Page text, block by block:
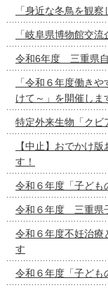
「身近な冬鳥を観
「岐阜県博物館交
令和6年度 三重県
「令和６年度働き
けて～」を開催しま
特定外来生物「クビ
【中止】おでかけ
す！
令和６年度「子ども
令和６年度 三重県
令和６年度不妊治療
す
令和６年度「子ども